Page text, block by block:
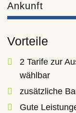
Ankunft
Vorteile
2 Tarife zur
wählbar
zusätzliche
Gute